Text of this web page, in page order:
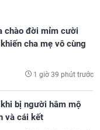
chào đời mỉm cười
cha mẹ vô cùng
1 giờ 39 phút trước
bị người hâm mộ
và cái kết